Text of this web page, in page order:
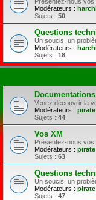
Modérateurs :
Sujets : 50
Questions
Un soucis, un
Modérateurs :
Sujets : 18
Venez découvrir la
Modérateurs : pirate
Sujets : 44
Vos XM
Présentez-nous vos
Modérateurs : pirate
Sujets : 63
Questions
Un soucis, un
Modérateurs : pirate
Sujets : 47